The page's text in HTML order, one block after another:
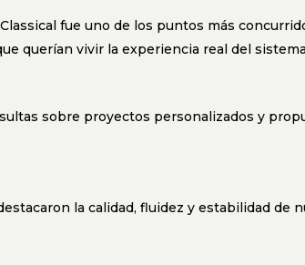
fue uno de los puntos más
querían vivir la experiencia real del
sobre proyectos personalizados y
la calidad, fluidez y estabilidad de